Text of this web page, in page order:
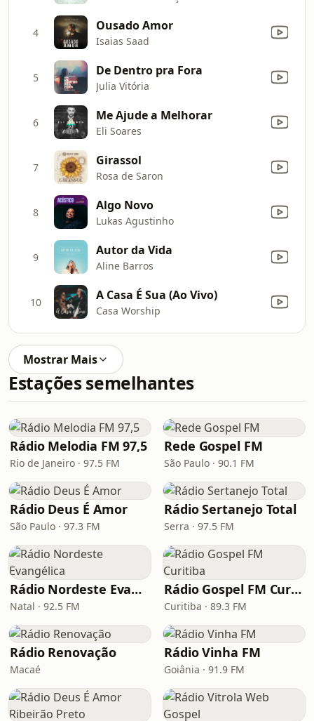
4 Ousado Amor
Isaias Saad
5 De Dentro pra Fora
Julia Vitória
6 Me Ajude a Melhorar
Eli Soares
7 Girassol
Rosa de Saron
8 Algo Novo
Lukas Agustinho
9 Autor da Vida
Aline Barros
10 A Casa É Sua (Ao Vivo)
Casa Worship
Mostrar Mais
Estações semelhantes
Rádio Melodia FM 97,5
Rio de Janeiro · 97.5 FM
Rede Gospel FM
São Paulo · 90.1 FM
Rádio Deus É Amor
São Paulo · 97.3 FM
Rádio Sertanejo Total
Serra · 97.5 FM
Rádio Nordeste Evangélica
Natal · 92.5 FM
Rádio Gospel FM Curitiba
Curitiba · 89.3 FM
Rádio Renovação
Macaé
Rádio Vinha FM
Goiânia · 91.9 FM